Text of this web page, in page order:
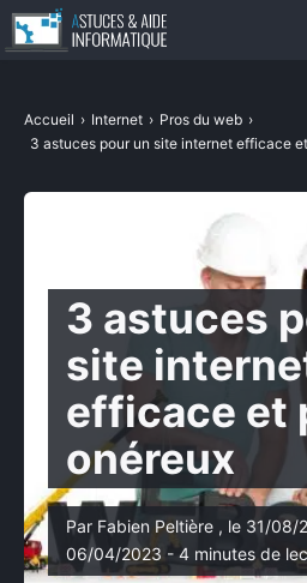
3 astuces
site
efficace et
onéreux
Par Fabien Peltière , le 31/08/
06/04/2023 - 4 minutes de
Accueil › Internet › Pros du web ›
3 astuces pour un site internet efficace
Systèmes d’exploitation
Sécurité
Dépannage
CONTACTER